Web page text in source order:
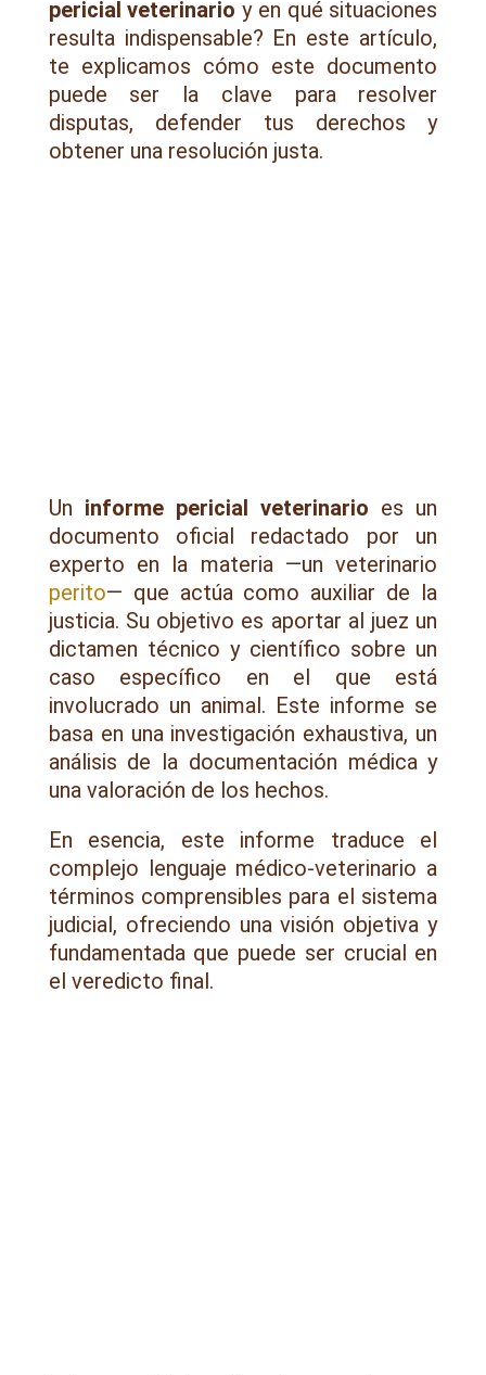
pericial veterinario y en qué situaciones
resulta indispensable? En este artículo,
te explicamos cómo este documento
puede ser la clave para resolver
disputas, defender tus derechos y
obtener una resolución justa.
Un informe pericial veterinario es un
documento oficial redactado por un
experto en la materia —un veterinario
perito— que actúa como auxiliar de la
justicia. Su objetivo es aportar al juez un
dictamen técnico y científico sobre un
caso específico en el que está
involucrado un animal. Este informe se
basa en una investigación exhaustiva, un
análisis de la documentación médica y
una valoración de los hechos.
En esencia, este informe traduce el
complejo lenguaje médico-veterinario a
términos comprensibles para el sistema
judicial, ofreciendo una visión objetiva y
fundamentada que puede ser crucial en
el veredicto final.